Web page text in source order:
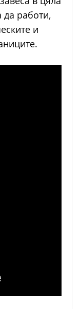
да работи,
и